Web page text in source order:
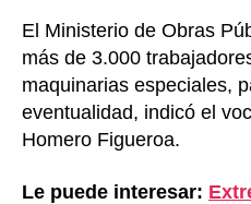
El Ministerio de Obras
más de 3.000
maquinarias especiales,
eventualidad, indicó el
Homero Figueroa.
Le puede interesar: